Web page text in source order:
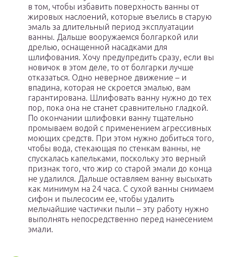
в том, чтобы избавить поверхность ванны от
жировых наслоений, которые въелись в старую
эмаль за длительный период эксплуатации
ванны. Дальше вооружаемся болгаркой или
дрелью, оснащенной насадками для
шлифования. Хочу предупредить сразу, если вы
новичок в этом деле, то от болгарки лучше
отказаться. Одно неверное движение – и
впадина, которая не скроется эмалью, вам
гарантирована. Шлифовать ванну нужно до тех
пор, пока она не станет сравнительно гладкой.
По окончании шлифовки ванну тщательно
промываем водой с применением агрессивных
моющих средств. При этом нужно добиться того,
чтобы вода, стекающая по стенкам ванны, не
спускалась капельками, поскольку это верный
признак того, что жир со старой эмали до конца
не удалился. Дальше оставляем ванну высыхать
как минимум на 24 часа. С сухой ванны снимаем
сифон и пылесосим ее, чтобы удалить
мельчайшие частички пыли – эту работу нужно
выполнять непосредственно перед нанесением
эмали.